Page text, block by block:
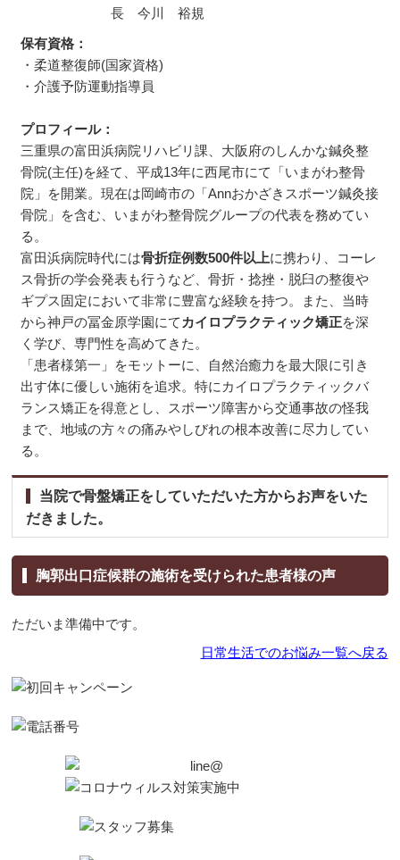
保有資格：
・柔道整復師(国家資格)
・介護予防運動指導員
プロフィール：
三重県の富田浜病院リハビリ課、大阪府のしんかな鍼灸整
骨院(主任)を経て、平成13年に西尾市にて「いまがわ整骨
院」を開業。現在は岡崎市の「Annおかざきスポーツ鍼灸接
骨院」を含む、いまがわ整骨院グループの代表を務めてい
る。
富田浜病院時代には骨折症例数500件以上に携わり、コーレ
ス骨折の学会発表も行うなど、骨折・捻挫・脱臼の整復や
ギプス固定において非常に豊富な経験を持つ。また、当時
から神戸の冨金原学園にて カイロプラクティック矯正を深
く学び、専門性を高めてきた。
「患者様第一」をモットーに、自然治癒力を最大限に引き
出す体に優しい施術を追求。特にカイロプラクティックバ
ランス矯正を得意とし、スポーツ障害から交通事故の怪我
まで、地域の方々の痛みやしびれの根本改善に尽力してい
る。
当院で骨盤矯正をしていただいた方からお声をいた
だきました。
胸郭出口症候群の施術を受けられた患者様の声
ただいま準備中です。
日常生活でのお悩み一覧へ戻る